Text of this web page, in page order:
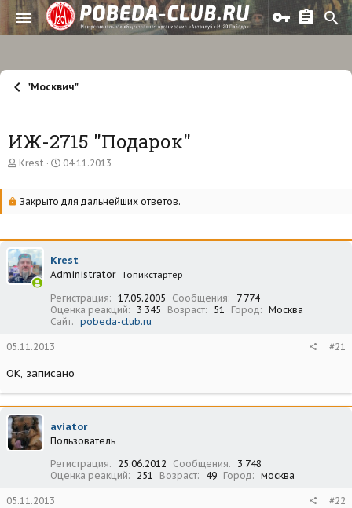
"Москвич"
ИЖ-2715 "Подарок"
А
о
е
м
ы
Krest
Д
а
ч
л
а
04.11.2013
Закрыто для дальнейших ответов.
Krest
Administrator Топикстартер
Регистрация 17.05.2005 Сообщения
7 774
Оценка реакций
3 345 Возраст 51 Город
Москва
Сайт
pobeda-club.ru
05.11.2013 #21
ОК, записано
aviator
Пользователь
Регистрация
25.06.2012 Сообщения
3 748
Оценка реакций
251 Возраст 49 Город москва
05.11.2013 #22